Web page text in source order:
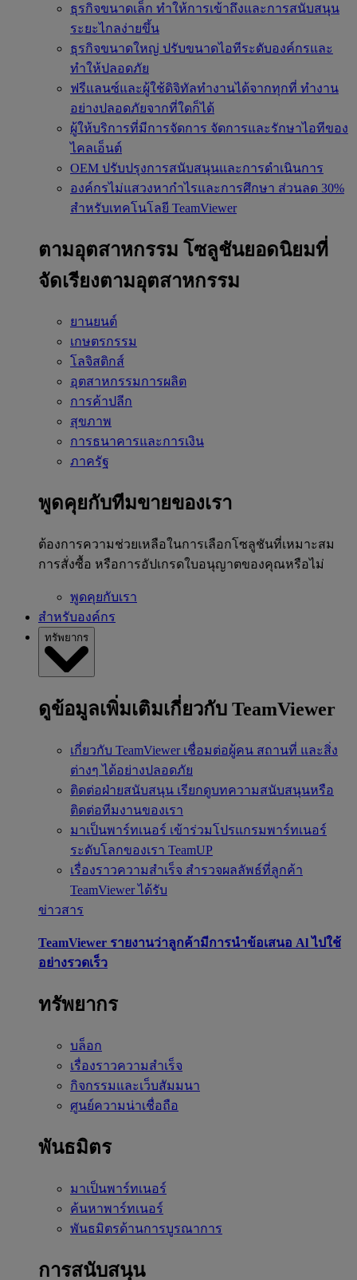
ธุรกิจขนาดเล็ก ทำให้การเข้าถึงและการสนับสนุน
ระยะไกลง่ายขึ้น
ธุรกิจขนาดใหญ่ ปรับขนาดไอทีระดับองค์กรและ
ทำให้ปลอดภัย
ฟรีแลนซ์และผู้ใช้ดิจิทัลทำงานได้จากทุกที่ ทำงาน
อย่างปลอดภัยจากที่ใดก็ได้
ผู้ให้บริการที่มีการจัดการ จัดการและรักษาไอทีของ
ไคลเอ็นต์
OEM ปรับปรุงการสนับสนุนและการดำเนินการ
องค์กรไม่แสวงหากำไรและการศึกษา ส่วนลด 30%
สำหรับเทคโนโลยี TeamViewer
ตามอุตสาหกรรม โซลูชันยอดนิยมที่
จัดเรียงตามอุตสาหกรรม
ยานยนต์
เกษตรกรรม
โลจิสติกส์
อุตสาหกรรมการผลิต
การค้าปลีก
สุขภาพ
การธนาคารและการเงิน
ภาครัฐ
พูดคุยกับทีมขายของเรา
ต้องการความช่วยเหลือในการเลือกโซลูชันที่เหมาะสม
การสั่งซื้อ หรือการอัปเกรดใบอนุญาตของคุณหรือไม่
พูดคุยกับเรา
สำหรับองค์กร
ทรัพยากร
ดูข้อมูลเพิ่มเติมเกี่ยวกับ TeamViewer
เกี่ยวกับ TeamViewer เชื่อมต่อผู้คน สถานที่ และสิ่ง
ต่างๆ ได้อย่างปลอดภัย
ติดต่อฝ่ายสนับสนุน เรียกดูบทความสนับสนุนหรือ
ติดต่อทีมงานของเรา
มาเป็นพาร์ทเนอร์ เข้าร่วมโปรแกรมพาร์ทเนอร์
ระดับโลกของเรา TeamUP
เรื่องราวความสำเร็จ สำรวจผลลัพธ์ที่ลูกค้า
TeamViewer ได้รับ
ข่าวสาร
TeamViewer รายงานว่าลูกค้ามีการนำข้อเสนอ Al ไปใช้
อย่างรวดเร็ว
ทรัพยากร
บล็อก
เรื่องราวความสำเร็จ
กิจกรรมและเว็บสัมมนา
ศูนย์ความน่าเชื่อถือ
พันธมิตร
มาเป็นพาร์ทเนอร์
ค้นหาพาร์ทเนอร์
พันธมิตรด้านการบูรณาการ
การสนับสนุน